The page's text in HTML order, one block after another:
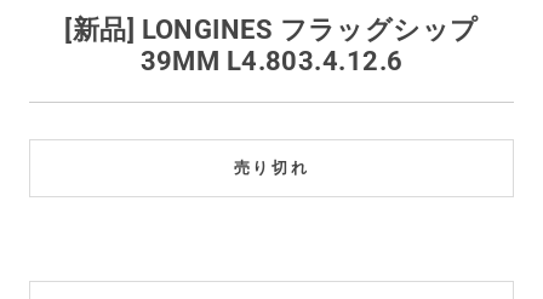
[新品] LONGINES フラッグシップ
39MM L4.803.4.12.6
売り切れ